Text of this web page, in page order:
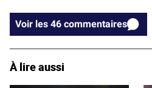
Voir les 46 commentaires
À lire aussi